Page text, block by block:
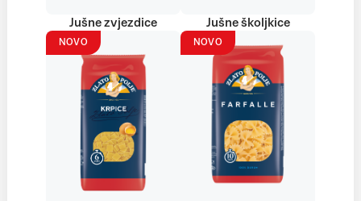
Jušne zvjezdice Jušne školjkice
NOVO NOVO